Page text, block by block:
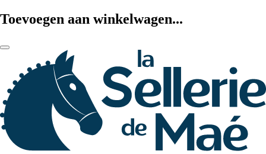
Toevoegen aan winkelwagen...